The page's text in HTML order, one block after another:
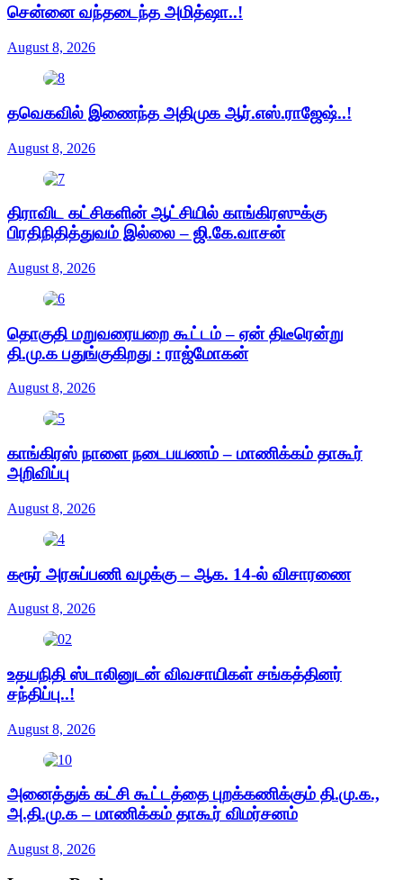
சென்னை வந்தடைந்த அமித்ஷா..!
August 8, 2026
தவெகவில் இணைந்த அதிமுக ஆர்.எஸ்.ராஜேஷ்..!
August 8, 2026
திராவிட கட்சிகளின் ஆட்சியில் காங்கிரஸுக்கு
பிரதிநிதித்துவம் இல்லை – ஜி.கே.வாசன்
August 8, 2026
தொகுதி மறுவரையறை கூட்டம் – ஏன் திடீரென்று
தி.மு.க பதுங்குகிறது : ராஜ்மோகன்
August 8, 2026
காங்கிரஸ் நாளை நடைபயணம் – மாணிக்கம் தாகூர்
அறிவிப்பு
August 8, 2026
கரூர் அரசுப்பணி வழக்கு – ஆக. 14-ல் விசாரணை
August 8, 2026
உதயநிதி ஸ்டாலினுடன் விவசாயிகள் சங்கத்தினர்
சந்திப்பு..!
August 8, 2026
அனைத்துக் கட்சி கூட்டத்தை புறக்கணிக்கும் தி.மு.க.,
அ.தி.மு.க – மாணிக்கம் தாகூர் விமர்சனம்
August 8, 2026